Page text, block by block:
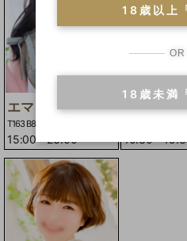
エマ
T163 B84(D)W57H85
15:00-23:00
サオリ
10:30-
18歳以上
OR
18歳未満